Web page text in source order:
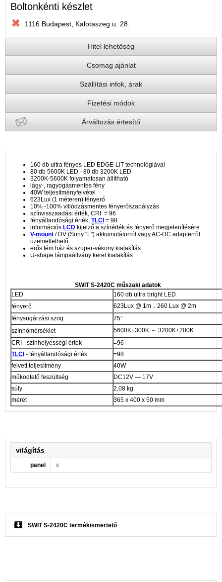
Boltonkénti készlet
1116 Budapest, Kalotaszeg u. 28.
Hitel lehetőség
Csomag ajánlat
Szállítási infok, árak
Fizetési módok
Árváltozás értesítő
160 db ultra fényes LED EDGE-LiT technológiával
80 db 5600K LED - 80 db 3200K LED
3200K-5600K folyamatosan állítható
lágy-, ragyogásmentes fény
40W teljesítményfelvétel
623Lux (1 méteren) fényerő
10% -100% villódzásmentes fényerőszabályzás
színvisszaadási érték, CRI = 96
fényállandósági érték, TLCI = 98
információs LCD kijelző a színérték és fényerő megjelenítésére
V-mount / DV (Sony "L") akkumulátorról vagy AC-DC adapterről
üzemeltethető
erős fém ház és szuper-vékony kialakítás
U-shape lámpaállvány keret kialakítás
SWIT S-2420C műszaki adatok
LED
160 db ultra bright LED
fényerő
623Lux @ 1m，260 Lux @ 2m
fénysugárzási szög
75°
színhőmérséklet
5600K±300K ～ 3200K±200K
CRI - színhelyességi érték
=96
TLCI - fényállandósági érték
=98
felvett teljesítmény
40W
működtető feszültség
DC12V — 17V
súly
2,08 kg
méret
365 x 400 x 50 mm
világítás
panel x
SWIT S-2420C termékismertető